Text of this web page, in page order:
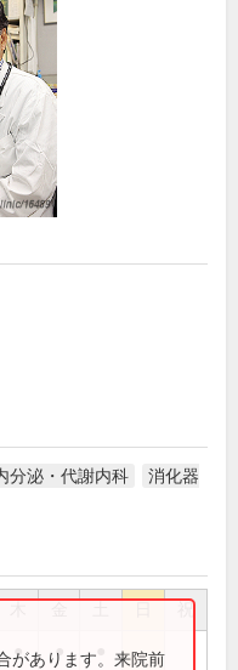
分泌・代謝内科
消化器
祝
● ●
があります。来院前